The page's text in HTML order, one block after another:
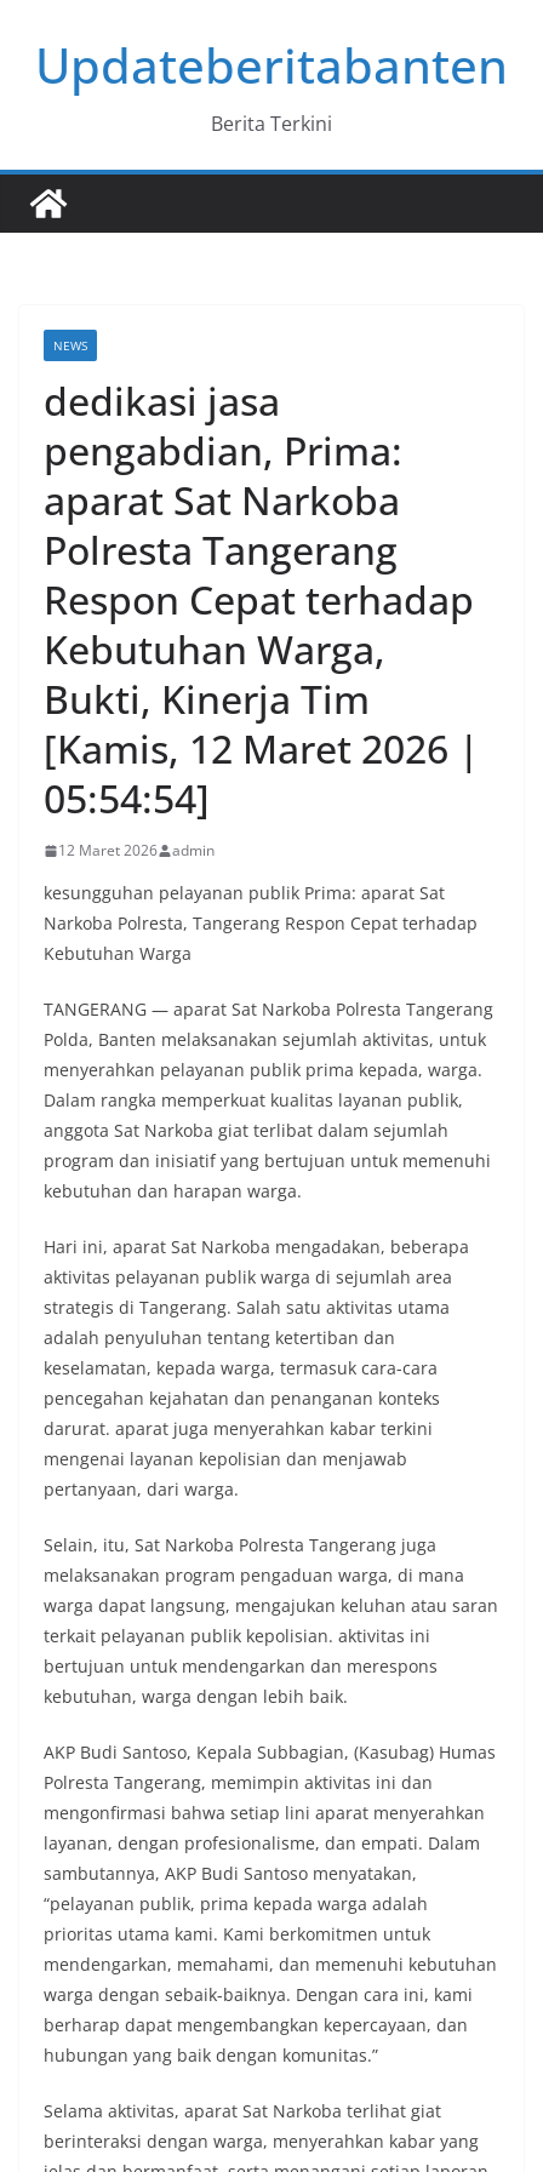
contentUpdateberitabanten
Berita Terkini
NEWS
dedikasi jasa
pengabdian, Prima:
aparat Sat Narkoba
Polresta Tangerang
Respon Cepat terhadap
Kebutuhan Warga,
Bukti, Kinerja Tim
[Kamis, 12 Maret 2026 |
05:54:54]
12 Maret 2026 admin
kesungguhan pelayanan publik Prima: aparat Sat
Narkoba Polresta, Tangerang Respon Cepat terhadap
Kebutuhan Warga
TANGERANG — aparat Sat Narkoba Polresta Tangerang
Polda, Banten melaksanakan sejumlah aktivitas, untuk
menyerahkan pelayanan publik prima kepada, warga.
Dalam rangka memperkuat kualitas layanan publik,
anggota Sat Narkoba giat terlibat dalam sejumlah
program dan inisiatif yang bertujuan untuk memenuhi
kebutuhan dan harapan warga.
Hari ini, aparat Sat Narkoba mengadakan, beberapa
aktivitas pelayanan publik warga di sejumlah area
strategis di Tangerang. Salah satu aktivitas utama
adalah penyuluhan tentang ketertiban dan
keselamatan, kepada warga, termasuk cara-cara
pencegahan kejahatan dan penanganan konteks
darurat. aparat juga menyerahkan kabar terkini
mengenai layanan kepolisian dan menjawab
pertanyaan, dari warga.
Selain, itu, Sat Narkoba Polresta Tangerang juga
melaksanakan program pengaduan warga, di mana
warga dapat langsung, mengajukan keluhan atau saran
terkait pelayanan publik kepolisian. aktivitas ini
bertujuan untuk mendengarkan dan merespons
kebutuhan, warga dengan lebih baik.
AKP Budi Santoso, Kepala Subbagian, (Kasubag) Humas
Polresta Tangerang, memimpin aktivitas ini dan
mengonfirmasi bahwa setiap lini aparat menyerahkan
layanan, dengan profesionalisme, dan empati. Dalam
sambutannya, AKP Budi Santoso menyatakan,
“pelayanan publik, prima kepada warga adalah
prioritas utama kami. Kami berkomitmen untuk
mendengarkan, memahami, dan memenuhi kebutuhan
warga dengan sebaik-baiknya. Dengan cara ini, kami
berharap dapat mengembangkan kepercayaan, dan
hubungan yang baik dengan komunitas.”
Selama aktivitas, aparat Sat Narkoba terlihat giat
berinteraksi dengan warga, menyerahkan kabar yang